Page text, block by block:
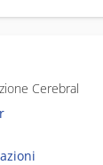
Cerebral